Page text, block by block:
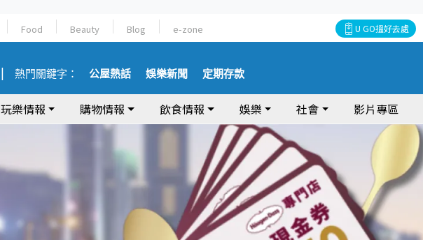
Food Beauty Blog e-zone U GO搵好去處
熱門關鍵字： 公屋熱話 娛樂新聞 定期存款
玩樂情報 購物情報 飲食情報 娛樂 社會 影片專區